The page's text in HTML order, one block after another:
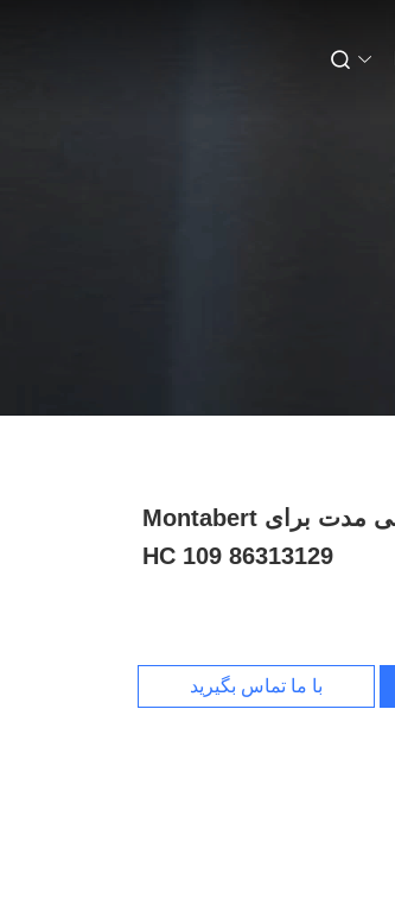
تجهیزات رانندگی طولانی مدت برای Montabert
HC 109 86313129
با ما تماس بگیرید